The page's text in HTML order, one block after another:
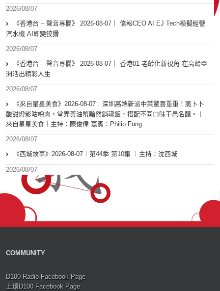
2026/08/07
《香港台 – 聲音專欄》 2026-08-07｜ 信報CEO AI EJ Tech模擬經營
汽水機 AI即變狡猾
2026/08/07
《香港台 – 聲音專欄》 2026-08-07｜ 香港01 老齡化新視角 在高齡亞
洲活出精彩人生
2026/08/07
《來自星星美食》2026-08-07︱深圳高端新派中菜驚喜重重！脆卜卜
酸甜燈影咕嚕肉，堂弄黃油蟹黯然銷魂飯，搭配不同口味干邑名釀。︱
來自星星美食︱主持：陳俊偉 嘉賓：Philip Fung
2026/08/07
《西城故事》2026-08-07︱第44季 第10集 ︱主持：沈西城
2026/08/07
COMMUNITY
D100 Radio Facebook Page
上環D100 Facebook Page